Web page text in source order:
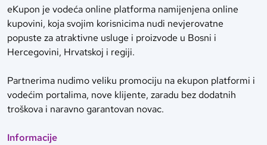
eKupon je vodeća online platforma namijenjena online
kupovini, koja svojim korisnicima nudi nevjerovatne
popuste za atraktivne usluge i proizvode u Bosni i
Hercegovini, Hrvatskoj i regiji.
Partnerima nudimo veliku promociju na ekupon platformi i
vodećim portalima, nove klijente, zaradu bez dodatnih
troškova i naravno garantovan novac.
Informacije